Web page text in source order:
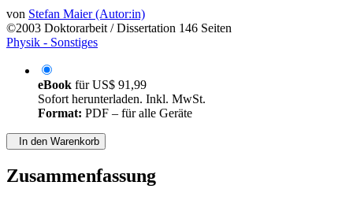
vonStefan Maier (Autor:in)
©2003 Doktorarbeit / Dissertation
eBookfürUS$ 91,99
Sofort herunterladen. Inkl. MwSt.
Zusammenfassung